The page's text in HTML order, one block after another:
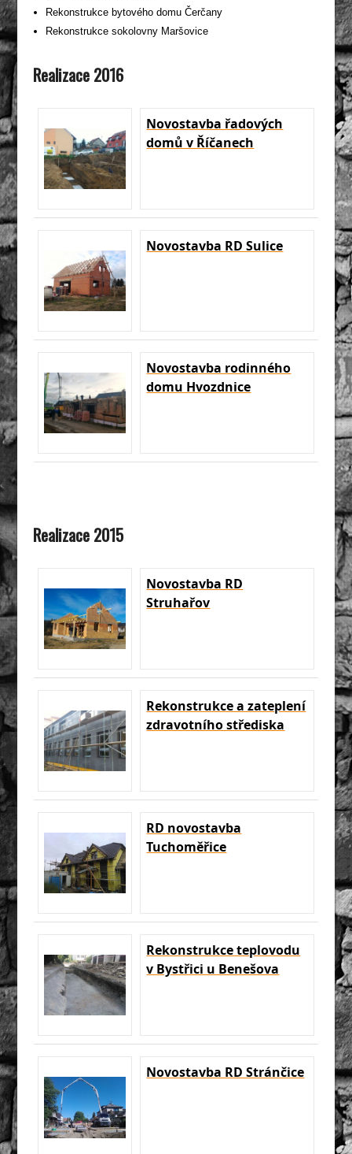
Rekonstrukce bytového domu Čerčany
Rekonstrukce sokolovny Maršovice
Realizace 2016
Novostavba řadových
domů v Říčanech
Novostavba RD Sulice
Novostavba rodinného
domu Hvozdnice
Realizace 2015
Novostavba RD
Struhařov
Rekonstrukce a zateplení
zdravotního střediska
RD novostavba
Tuchoměřice
Rekonstrukce teplovodu
v Bystřici u Benešova
Novostavba RD Stránčice